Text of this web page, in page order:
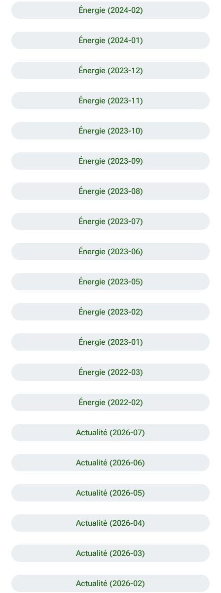
Énergie (2024-02)
Énergie (2024-01)
Énergie (2023-12)
Énergie (2023-11)
Énergie (2023-10)
Énergie (2023-09)
Énergie (2023-08)
Énergie (2023-07)
Énergie (2023-06)
Énergie (2023-05)
Énergie (2023-02)
Énergie (2023-01)
Énergie (2022-03)
Énergie (2022-02)
Actualité (2026-07)
Actualité (2026-06)
Actualité (2026-05)
Actualité (2026-04)
Actualité (2026-03)
Actualité (2026-02)